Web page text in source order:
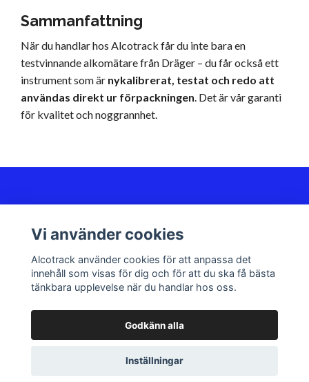
Sammanfattning
När du handlar hos Alcotrack får du inte bara en
testvinnande alkomätare från Dräger – du får också ett
instrument som är nykalibrerat, testat och redo att
användas direkt ur förpackningen. Det är vår garanti
för kvalitet och noggrannhet.
Sociala medier
© 2026 Alcotrack | The Dräger Expert
Vi använder cookies
Alcotrack använder cookies för att anpassa det
innehåll som visas för dig och för att du ska få bästa
tänkbara upplevelse när du handlar hos oss.
Godkänn alla
Inställningar